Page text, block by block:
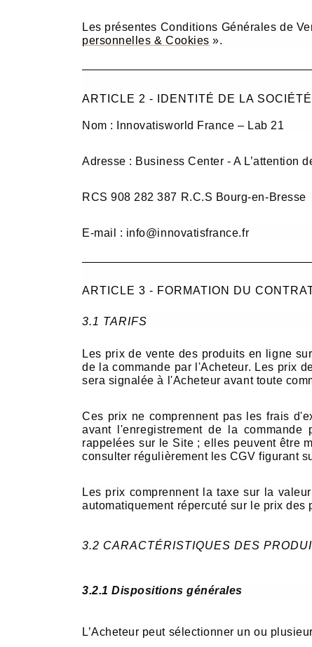
Les présentes Conditions Générales de
personnelles & Cookies ».
ARTICLE 2 - IDENTITÉ DE LA SOCIÉTÉ
Nom : Innovatisworld France – Lab 21
Adresse : Business Center - A L’attention
RCS 908 282 387 R.C.S Bourg-en-Bresse
E-mail : info@innovatisfrance.fr
ARTICLE 3 - FORMATION DU
3.1 TARIFS
Les prix de vente des produits en ligne
de la commande par l'Acheteur. Les prix
sera signalée à l'Acheteur avant toute
Ces prix ne comprennent pas les frais
avant l'enregistrement de la
rappelées sur le Site ; elles peuvent être
consulter régulièrement les CGV figurant
Les prix comprennent la taxe sur la
automatiquement répercuté sur le prix
3.2 CARACTÉRISTIQUES DES
3.2.1 Dispositions générales
L’Acheteur peut sélectionner un ou